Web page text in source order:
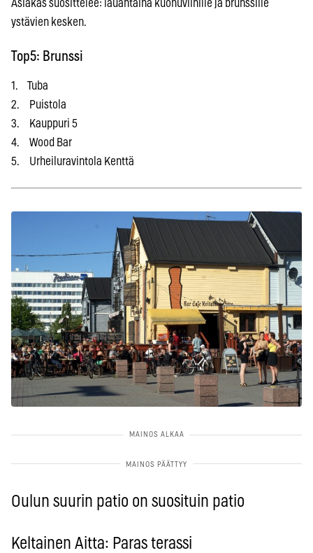
Asiakas suosittelee: lauantaina kuohuviinille ja brunssille
ystävien kesken.
Top5: Brunssi
1. Tuba
2. Puistola
3. Kauppuri 5
4. Wood Bar
5. Urheiluravintola Kenttä
Oulun suurin patio on suosituin patio
Keltainen Aitta: Paras terassi